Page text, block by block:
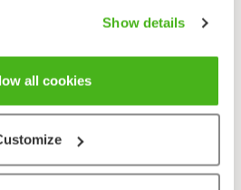
Show details
all cookies